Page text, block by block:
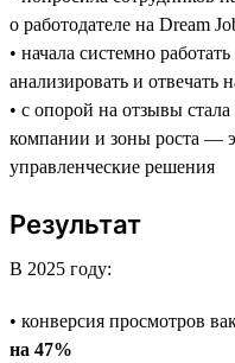
о работодателе на Dream
• начала системно
анализировать и отвечать
• с опорой на отзывы
компании и зоны роста —
управленческие решения
Результат
В 2025 году:
• конверсия просмотров
на 47%